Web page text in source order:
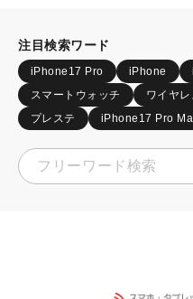
注目検索ワード
iPhone17 Pro iPhone
スマートウォッチ
ワイヤ
プレステ
iPhone17 Pro